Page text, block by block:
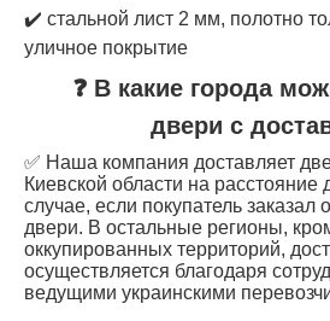
✔️ стальной лист 2 мм, полотно
уличное покрытие
❓ В какие города
двери с
✅ Наша компания доставляет
Киевской области на расстояние
случае, если покупатель
двери. В остальные регионы,
оккупированных территорий,
осуществляется благодаря
ведущими украинскими